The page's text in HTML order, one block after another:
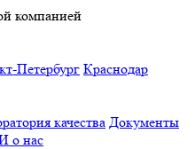
компанией
Петербург Краснодар
качества Документы
о нас